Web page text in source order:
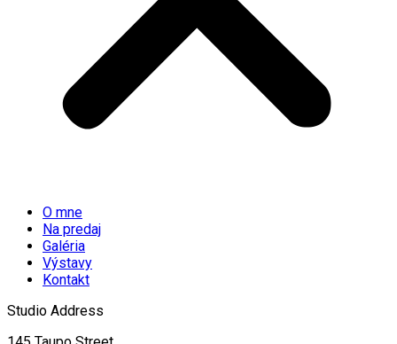
O mne
Na predaj
Galéria
Výstavy
Kontakt
Studio Address